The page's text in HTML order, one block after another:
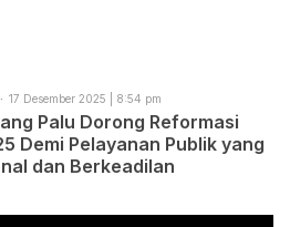
17 Desember 2025 | 8:54 pm
Palu Dorong Reformasi
Demi Pelayanan Publik yang
dan Berkeadilan